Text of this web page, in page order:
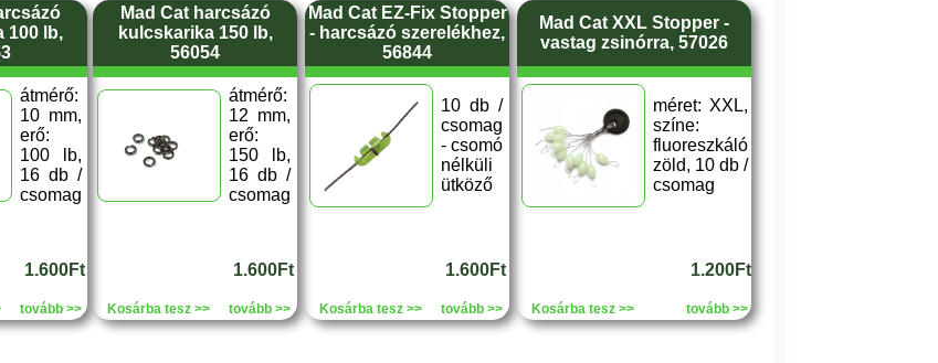
100 lb,
átmérő:
10 mm,
erő:
100 lb,
16 db /
csomag
1.600Ft
tovább >>
Mad Cat harcsázó
kulcskarika 150 lb,
56054
átmérő:
12 mm,
erő:
150 lb,
16 db /
csomag
1.600Ft
Kosárba tesz >> tovább >>
Mad Cat EZ-Fix Stopper
- harcsázó szerelékhez,
56844
10 db /
csomag
- csomó
nélküli
ütköző
1.600Ft
Kosárba tesz >> tovább >>
Mad Cat XXL Stopper -
vastag zsinórra, 57026
méret: XXL,
színe:
fluoreszkáló
zöld, 10 db /
csomag
1.200Ft
Kosárba tesz >> tovább >>